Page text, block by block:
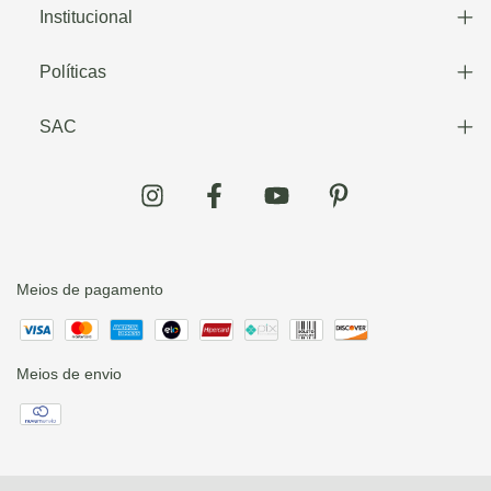
Institucional
Políticas
SAC
Meios de pagamento
Meios de envio